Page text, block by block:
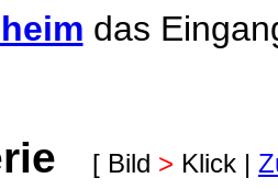
das
[ Bild > Klick |